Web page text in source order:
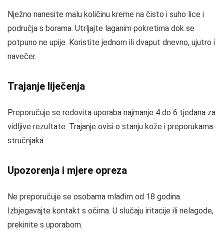
Nježno nanesite malu količinu kreme na čisto i suho lice i
područja s borama. Utrljajte laganim pokretima dok se
potpuno ne upije. Koristite jednom ili dvaput dnevno, ujutro i
navečer.
Trajanje liječenja
Preporučuje se redovita uporaba najmanje 4 do 6 tjedana za
vidljive rezultate. Trajanje ovisi o stanju kože i preporukama
stručnjaka.
Upozorenja i mjere opreza
Ne preporučuje se osobama mlađim od 18 godina.
Izbjegavajte kontakt s očima. U slučaju iritacije ili nelagode,
prekinite s uporabom.